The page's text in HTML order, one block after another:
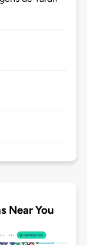
Near You